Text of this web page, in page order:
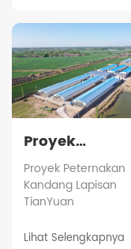
Proyek
Peternakan
Kandang
Lapisan
TianYuan
Proyek Peternakan
Kandang Lapisan
TianYuan
Lihat Selengkapnya